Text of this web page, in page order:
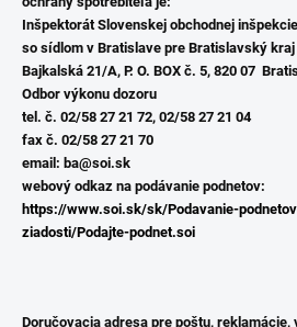
Inšpektorát Slovenskej obchodnej inšpekcie
so sídlom v Bratislave pre Bratislavský kraj
Bajkalská 21/A, P. O. BOX č. 5, 820 07
Odbor výkonu dozoru
tel. č. 02/58 27 21 72, 02/58 27 21 04
fax č. 02/58 27 21 70
email: ba@soi.sk
webový odkaz na podávanie podnetov:
https://www.soi.sk/sk/Podavanie-
ziadosti/Podajte-podnet.soi
Doručovacia adresa pre poštu, reklamácie,